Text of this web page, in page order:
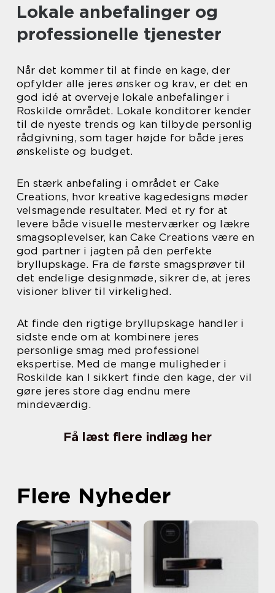
Lokale anbefalinger og
professionelle tjenester
Når det kommer til at finde en kage, der
opfylder alle jeres ønsker og krav, er det en
god idé at overveje lokale anbefalinger i
Roskilde området. Lokale konditorer kender
til de nyeste trends og kan tilbyde personlig
rådgivning, som tager højde for både jeres
ønskeliste og budget.
En stærk anbefaling i området er Cake
Creations, hvor kreative kagedesigns møder
velsmagende resultater. Med et ry for at
levere både visuelle mesterværker og lækre
smagsoplevelser, kan Cake Creations være en
god partner i jagten på den perfekte
bryllupskage. Fra de første smagsprøver til
det endelige designmøde, sikrer de, at jeres
visioner bliver til virkelighed.
At finde den rigtige bryllupskage handler i
sidste ende om at kombinere jeres
personlige smag med professionel
ekspertise. Med de mange muligheder i
Roskilde kan I sikkert finde den kage, der vil
gøre jeres store dag endnu mere
mindeværdig.
Få læst flere indlæg her
Flere Nyheder